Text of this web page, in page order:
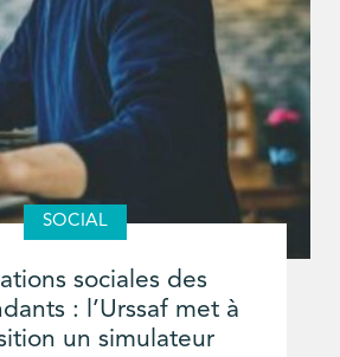
SOCIAL
sociales des
: l’Urssaf met à
un simulateur